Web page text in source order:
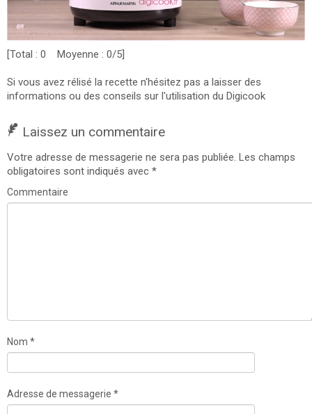
[Total : 0 Moyenne : 0/5]
Si vous avez rélisé la recette n'hésitez pas a laisser des
informations ou des conseils sur l'utilisation du Digicook
Laissez un commentaire
Votre adresse de messagerie ne sera pas publiée. Les champs
obligatoires sont indiqués avec *
Commentaire
Nom *
Adresse de messagerie *